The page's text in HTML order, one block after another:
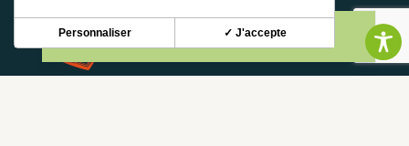
✓ J'accepte
Personnaliser